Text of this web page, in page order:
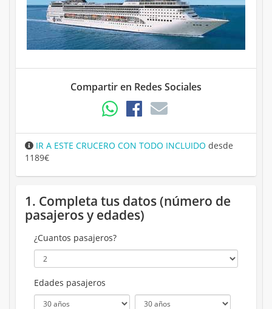
Compartir en Redes Sociales
IR A ESTE CRUCERO CON TODO INCLUIDO desde
1189€
1. Completa tus datos (número de
pasajeros y edades)
¿Cuantos pasajeros?
Edades pasajeros